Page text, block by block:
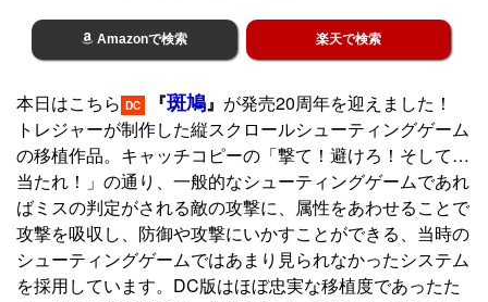
Amazonで検索 楽天で検索
本日はこちら DC 『斑鳩』 が発売20周年を迎えました！
トレジャーが制作した縦スクロールシューティングゲーム
の移植作品。キャッチコピーの「撃て！避けろ！そして…
当たれ！」の通り、一般的なシューティングゲームであれ
ばミスの判定がされる敵の攻撃に、属性をあわせることで
攻撃を吸収し、防御や攻撃にいかすことができる、当時の
シューティングゲームではあまり見られなかったシステム
を採用しています。DC版はほぼ忠実な移植度であったた